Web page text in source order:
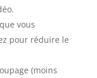
vous
pour réduire le
(moins